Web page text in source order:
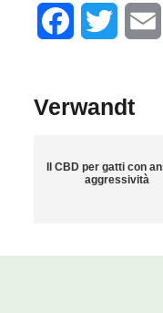
FacebookTwitter
Verwandt
Il CBD per gatti con
aggressività